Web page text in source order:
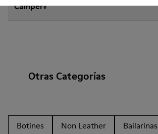
Camper?
Otras Categorías
Botines Non Leather
Bailarinas